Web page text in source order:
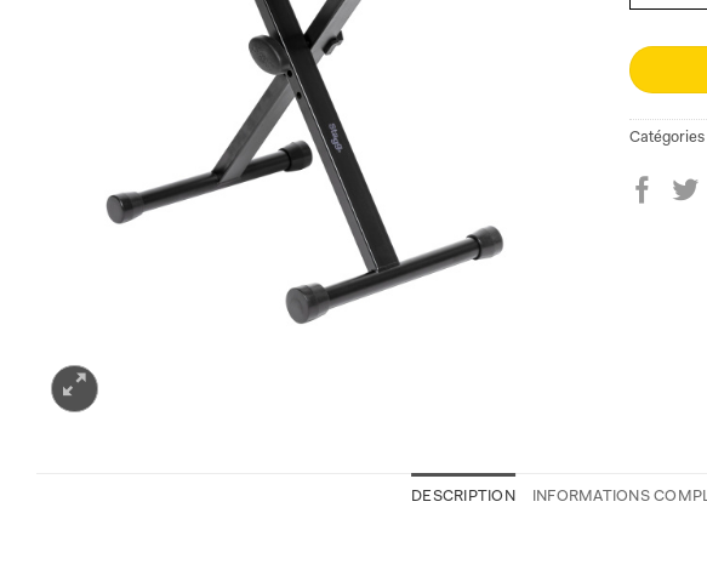
Catégories
DESCRIPTION INFORMATIONS